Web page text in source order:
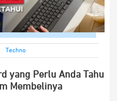
Techno
yang Perlu Anda Tahu
Membelinya